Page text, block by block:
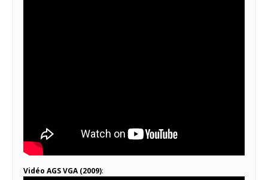
Vidéo AGS VGA (2009):